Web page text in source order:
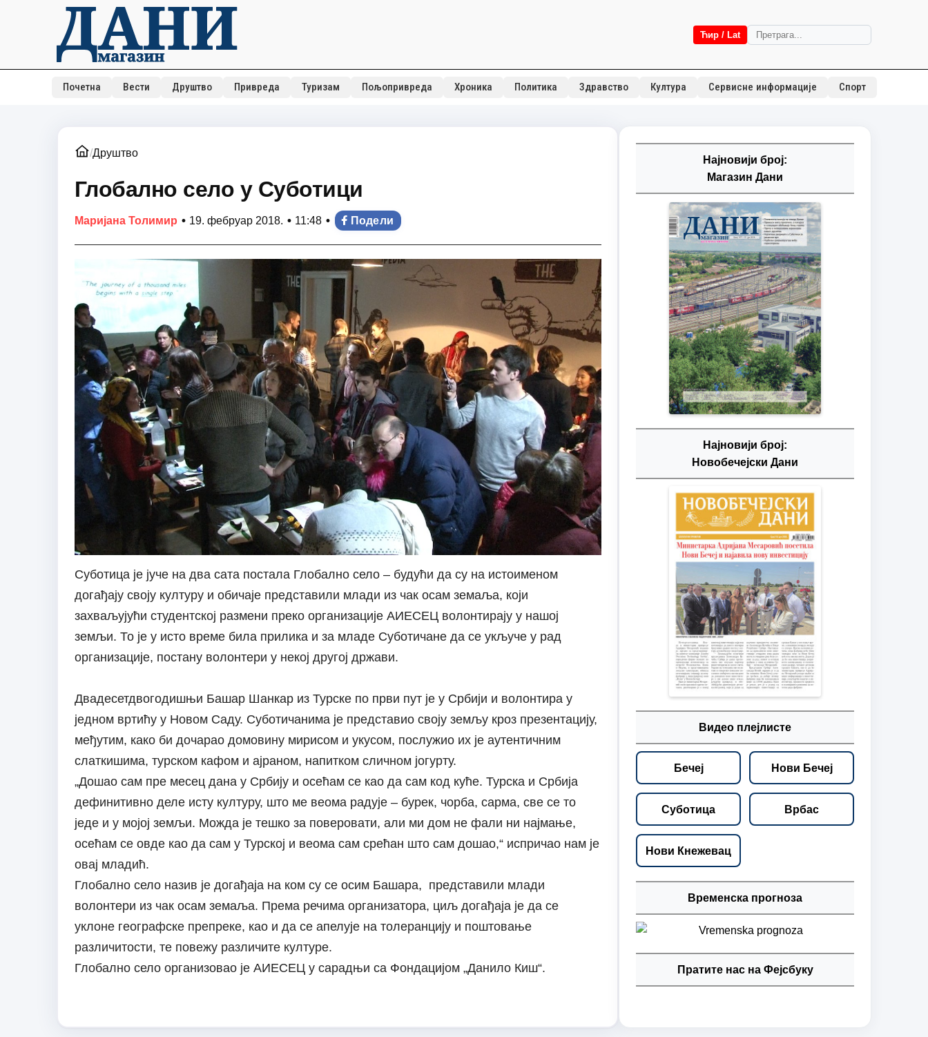
Ћир / Lat
Почетна Вести Друштво Привреда Туризам Пољопривреда Хроника Политика Здравство Култура Сервисне информације Спорт
/Друштво
Глобално село у Суботици
Маријана Толимир • 19. фебруар 2018. • 11:48 • Подели
Суботица је јуче на два сата постала Глобално село – будући да су на истоименом
догађају своју културу и обичаје представили млади из чак осам земаља, који
захваљујући студентској размени преко организације АИЕСЕЦ волонтирају у нашој
земљи. То је у исто време била прилика и за младе Суботичане да се укључе у рад
организације, постану волонтери у некој другој држави.
Двадесетдвогодишњи Башар Шанкар из Турске по први пут је у Србији и волонтира у
једном вртићу у Новом Саду. Суботичанима је представио своју земљу кроз презентацију,
међутим, како би дочарао домовину мирисом и укусом, послужио их је аутентичним
слаткишима, турском кафом и ајраном, напитком сличном јогурту.
„Дошао сам пре месец дана у Србију и осећам се као да сам код куће. Турска и Србија
дефинитивно деле исту културу, што ме веома радује – бурек, чорба, сарма, све се то
једе и у мојој земљи. Можда је тешко за поверовати, али ми дом не фали ни најмање,
осећам се овде као да сам у Турској и веома сам срећан што сам дошао,“ испричао нам је
овај младић.
Глобално село назив је догађаја на ком су се осим Башара, представили млади
волонтери из чак осам земаља. Према речима организатора, циљ догађаја је да се
уклоне географске препреке, као и да се апелује на толеранцију и поштовање
различитости, те повежу различите културе.
Глобално село организовао је АИЕСЕЦ у сарадњи са Фондацијом „Данило Киш“.
Најновији број:
Магазин Дани
Најновији број:
Новобечејски Дани
Видео плејлисте
Бечеј Нови Бечеј
Суботица Врбас
Нови Кнежевац
Временска прогноза
Пратите нас на Фејсбуку